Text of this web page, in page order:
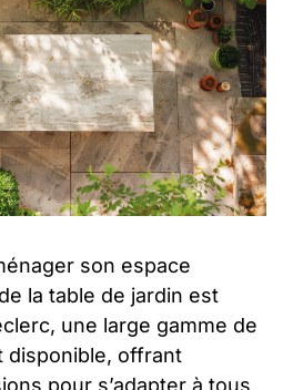
son espace
la table de jardin est
une large gamme de
disponible, offrant
pour s’adapter à tous